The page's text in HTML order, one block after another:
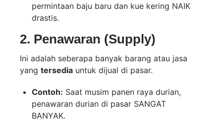
permintaan baju baru dan kue kering NAIK
drastis.
2. Penawaran (Supply)
Ini adalah seberapa banyak barang atau jasa
yang tersedia untuk dijual di pasar.
Contoh: Saat musim panen raya durian,
penawaran durian di pasar SANGAT
BANYAK.